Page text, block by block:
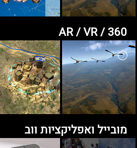
AR / VR / 360
מובייל ואפליקציות ווב